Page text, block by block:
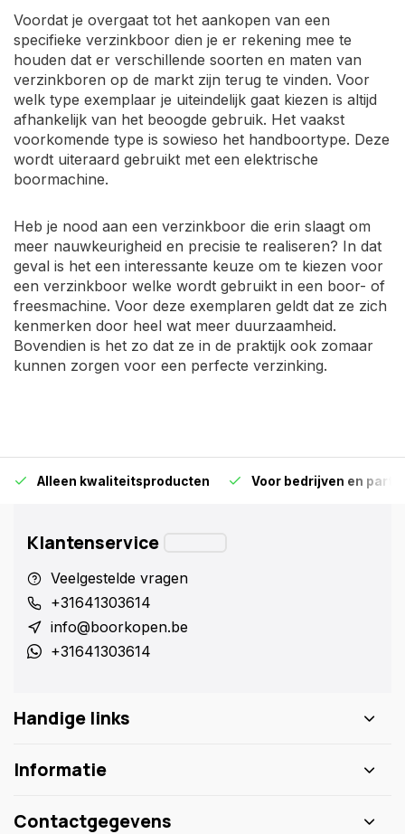
Voordat je overgaat tot het aankopen van een
specifieke verzinkboor dien je er rekening mee te
houden dat er verschillende soorten en maten van
verzinkboren op de markt zijn terug te vinden. Voor
welk type exemplaar je uiteindelijk gaat kiezen is altijd
afhankelijk van het beoogde gebruik. Het vaakst
voorkomende type is sowieso het handboortype. Deze
wordt uiteraard gebruikt met een elektrische
boormachine.
Heb je nood aan een verzinkboor die erin slaagt om
meer nauwkeurigheid en precisie te realiseren? In dat
geval is het een interessante keuze om te kiezen voor
een verzinkboor welke wordt gebruikt in een boor- of
freesmachine. Voor deze exemplaren geldt dat ze zich
kenmerken door heel wat meer duurzaamheid.
Bovendien is het zo dat ze in de praktijk ook zomaar
kunnen zorgen voor een perfecte verzinking.
Alleen kwaliteitsproducten Voor bedrijven en
Klantenservice
Veelgestelde vragen
+31641303614
info@boorkopen.be
+31641303614
Handige links
Informatie
Contactgegevens